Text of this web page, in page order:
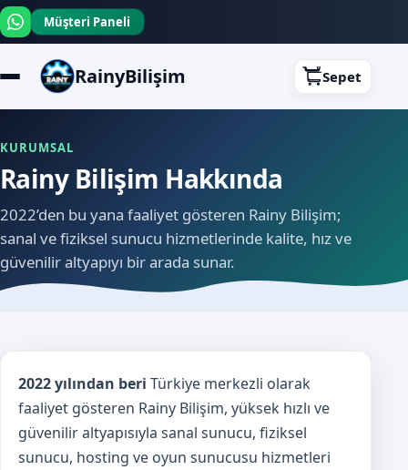
Müşteri Paneli
RainyBilişim Sepet
KURUMSAL
Rainy Bilişim Hakkında
2022’den bu yana faaliyet gösteren Rainy Bilişim;
sanal ve fiziksel sunucu hizmetlerinde kalite, hız ve
güvenilir altyapıyı bir arada sunar.
2022 yılından beri Türkiye merkezli olarak
faaliyet gösteren Rainy Bilişim, yüksek hızlı ve
güvenilir altyapısıyla sanal sunucu, fiziksel
sunucu, hosting ve oyun sunucusu hizmetleri